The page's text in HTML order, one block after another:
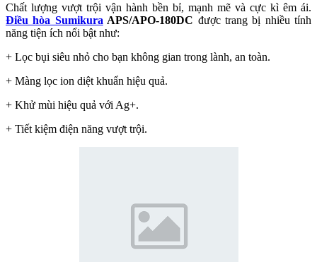
Chất lượng vượt trội vận hành bền bỉ, mạnh mẽ và cực kì êm ái.
Điều hòa Sumikura APS/APO-180DC được trang bị nhiều tính
năng tiện ích nổi bật như:
+ Lọc bụi siêu nhỏ cho bạn không gian trong lành, an toàn.
+ Màng lọc ion diệt khuẩn hiệu quả.
+ Khử mùi hiệu quả với Ag+.
+ Tiết kiệm điện năng vượt trội.